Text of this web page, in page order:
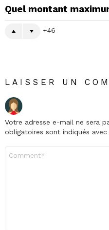
Quel montant
46
LAISSER UN
Votre adresse e-mail ne sera
obligatoires sont indiqués avec